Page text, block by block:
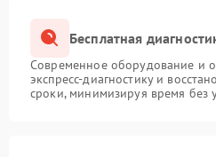
Бесплатная
Современное оборудование и
экспресс-диагностику и
сроки, минимизируя время без